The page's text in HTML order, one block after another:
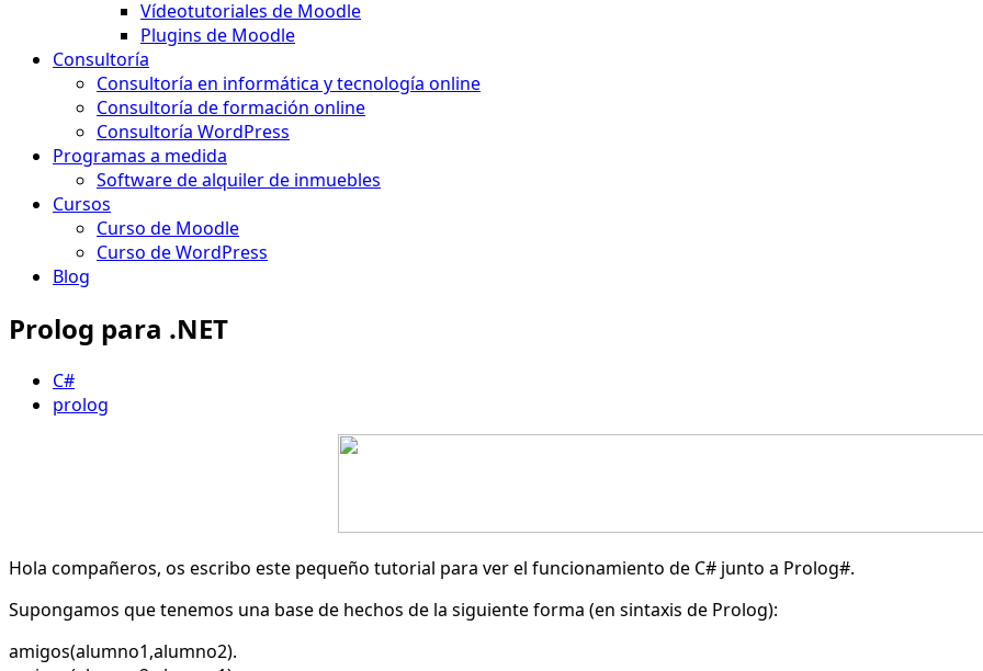
Vídeotutoriales de Moodle
Plugins de Moodle
Consultoría
Consultoría en informática y tecnología online
Consultoría de formación online
Consultoría WordPress
Programas a medida
Software de alquiler de inmuebles
Cursos
Curso de Moodle
Curso de WordPress
Blog
Prolog para .NET
C#
prolog
Hola compañeros, os escribo este pequeño tutorial para ver el funcionamiento de C# junto a Prolog#.
Supongamos que tenemos una base de hechos de la siguiente forma (en sintaxis de Prolog):
amigos(alumno1,alumno2).